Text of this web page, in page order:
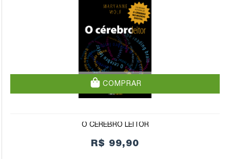
COMPRAR
O CÉREBRO LEITOR
R$ 99,90